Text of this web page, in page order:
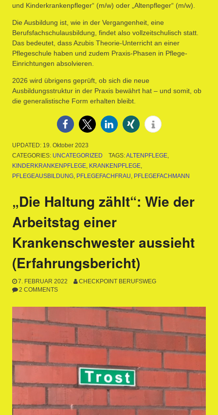
und Kinderkrankenpfleger“ (m/w) oder „Altenpfleger“ (m/w).
Die Ausbildung ist, wie in der Vergangenheit, eine
Berufsfachschulausbildung, findet also vollzeitschulisch statt.
Das bedeutet, dass Azubis Theorie-Unterricht an einer
Pflegeschule haben und zudem Praxis-Phasen in Pflege-
Einrichtungen absolvieren.
2026 wird übrigens geprüft, ob sich die neue
Ausbildungsstruktur in der Praxis bewährt hat – und somit, ob
die generalistische Form erhalten bleibt.
UPDATED: 19. Oktober 2023
CATEGORIES: UNCATEGORIZED TAGS:ALTENPFLEGE,
KINDERKRANKENPFLEGE, KRANKENPFLEGE,
PFLEGEAUSBILDUNG, PFLEGEFACHFRAU, PFLEGEFACHMANN
„Die Haltung zählt“: Wie der
Arbeitstag einer
Krankenschwester aussieht
(Erfahrungsbericht)
7. FEBRUAR 2022
CHECKPOINT BERUFSWEG
2 COMMENTS